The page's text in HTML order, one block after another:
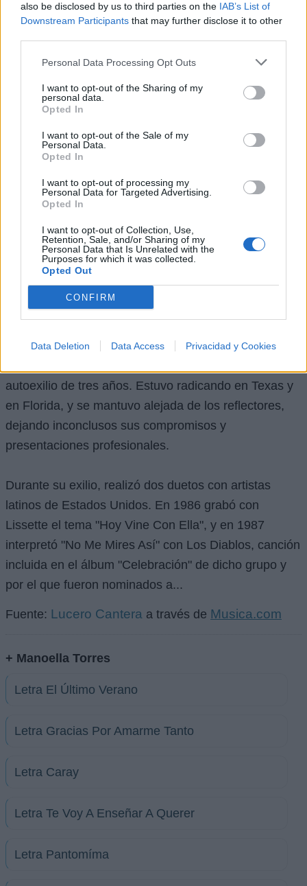
also be disclosed by us to third parties on the IAB’s List of
Downstream Participants that may further disclose it to other
Personal Data Processing Opt Outs
I want to opt-out of the Sharing of my
personal data.
Opted In
I want to opt-out of the Sale of my
Personal Data.
Opted In
I want to opt-out of processing my
Personal Data for Targeted Advertising.
Opted In
I want to opt-out of Collection, Use,
Retention, Sale, and/or Sharing of my
Personal Data that Is Unrelated with the
Purposes for which it was collected.
Opted Out
CONFIRM
Data Deletion Data Access Privacidad y Cookies
este cambio, le sobrevino una crisis profesional y
personal. Decidió romper su relación laboral con
mantenía sometida emocionalmente, convirtiéndola
en una mujer insegura y sin fuerza de voluntad.
Paradójicamente, le agradece el éxito de su carrera a
Manoella comenzó a sentir que nunca había sido
independiente y que siempre la habían manipulado, y
tomó la decisión más importante de su vida al
abandonar a su esposo debido al maltrato físico y
psicológico de que fue víctima durante los siete años
que estuvieron casados. Tuvo que escoger entre su
matrimonio y carrera, o su vida. Cansada de las
humillaciones y estando en su mejor momento, tanto
México para ocultarse de su marido por temor a ser
autoexilio de tres años. Estuvo radicando en Texas y
en Florida, y se mantuvo alejada de los reflectores,
dejando inconclusos sus compromisos y
presentaciones profesionales.
Durante su exilio, realizó dos duetos con artistas
latinos de Estados Unidos. En 1986 grabó con
Lissette el tema "Hoy Vine Con Ella", y en 1987
interpretó "No Me Mires Así" con Los Diablos, canción
incluida en el álbum "Celebración" de dicho grupo y
por el que fueron nominados a...
Fuente: Lucero Cantera a través de Musica.com
+ Manoella Torres
Letra El Último Verano
Letra Gracias Por Amarme Tanto
Letra Caray
Letra Te Voy A Enseñar A Querer
Letra Pantomíma